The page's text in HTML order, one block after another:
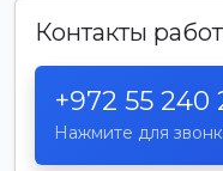
Контакты
+972 55 240
Нажмите для